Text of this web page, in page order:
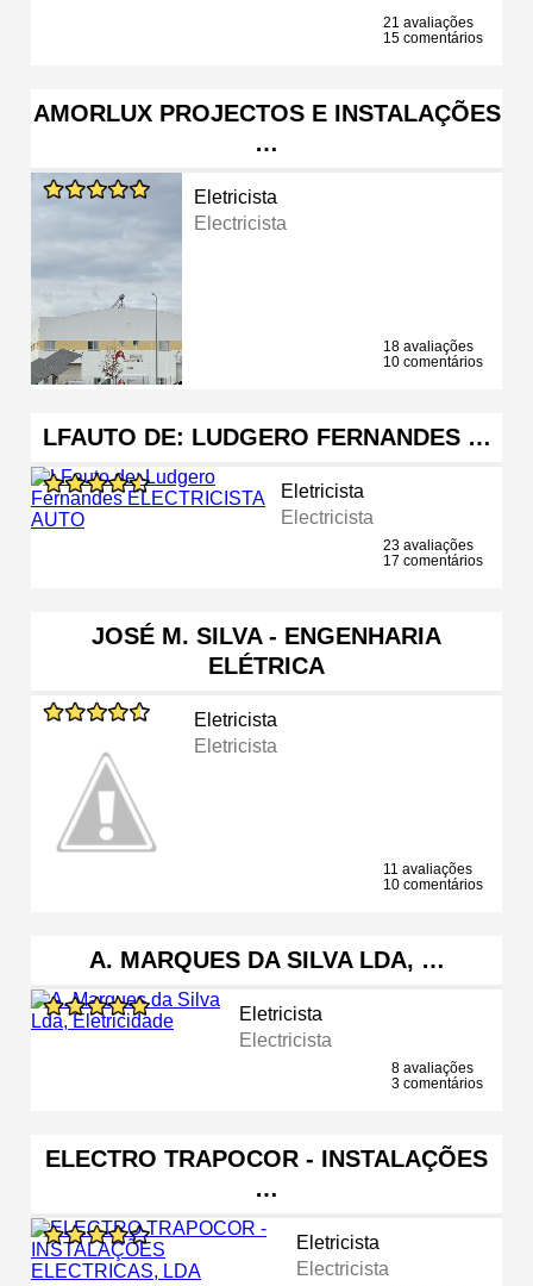
21 avaliações
15 comentários
AMORLUX PROJECTOS E INSTALAÇÕES
…
Eletricista
Electricista
18 avaliações
10 comentários
LFAUTO DE: LUDGERO FERNANDES …
Eletricista
Electricista
23 avaliações
17 comentários
JOSÉ M. SILVA - ENGENHARIA
ELÉTRICA
Eletricista
Eletricista
11 avaliações
10 comentários
A. MARQUES DA SILVA LDA, …
Eletricista
Electricista
8 avaliações
3 comentários
ELECTRO TRAPOCOR - INSTALAÇÕES
…
Eletricista
Electricista